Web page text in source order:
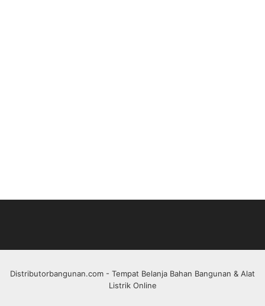
Distributorbangunan.com - Tempat Belanja Bahan Bangunan & Alat
Listrik Online